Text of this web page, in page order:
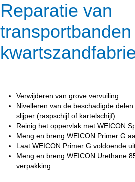
Reparatie van
Verwijderen van grove vervuiling
Nivelleren van de beschadigde
slijper (raspschijf of kartelschijf)
Reinig het oppervlak met WEICON
Meng en breng WEICON Primer G
Laat WEICON Primer G voldoende
Meng en breng WEICON Urethane
verpakking